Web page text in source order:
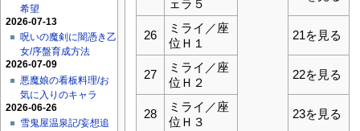
希望
2026-07-13
呪いの魔剣に闇憑き乙
女/序盤育成方法
2026-07-09
悪魔娘の看板料理/お
気に入りのキャラ
2026-06-26
雪鬼屋温泉記/妄想追
ェラ５
26
ミライ／座
位Ｈ１
21を見る
27
ミライ／座
位Ｈ２
22を見る
28
ミライ／座
位Ｈ３
23を見る